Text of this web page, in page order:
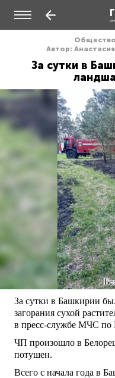
Общество
Автор:
За сутки в
За сутки в Башкирии
загорания сухой
в пресс-службе МЧС по
ЧП произошло в
потушен.
Всего с начала года в